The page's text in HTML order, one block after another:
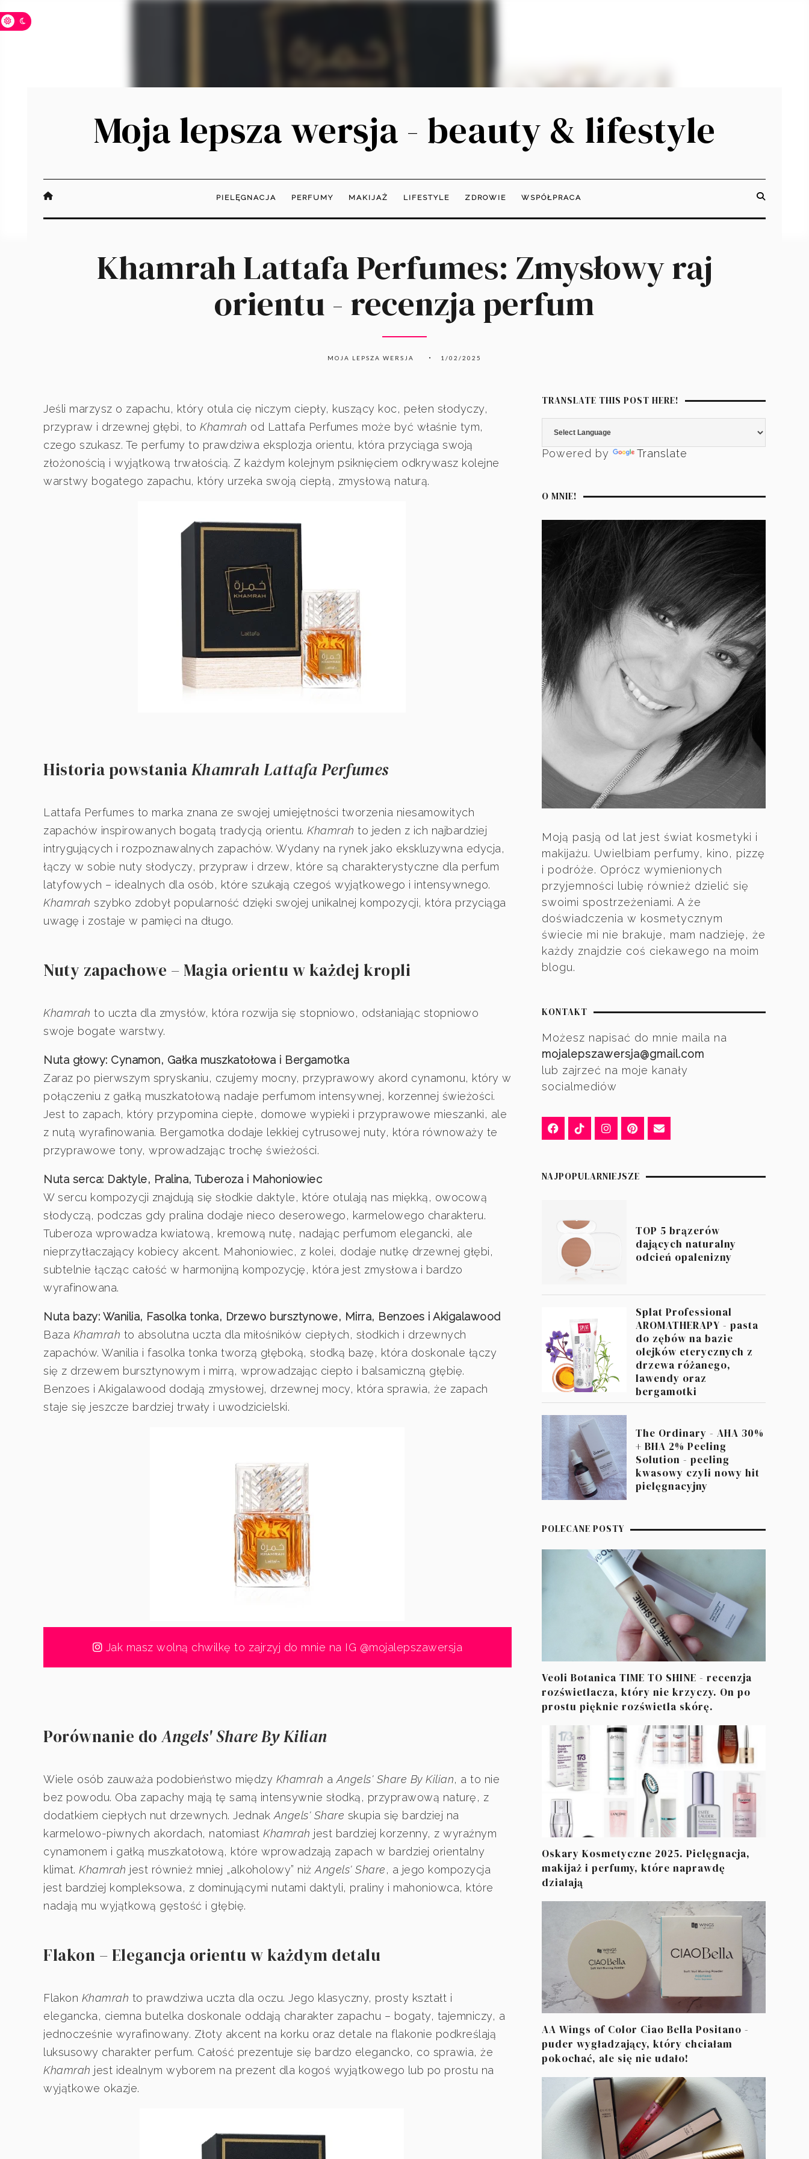
Moja lepsza wersja - beauty & lifestyle
PIELĘGNACJA PERFUMY MAKIJAŻ LIFESTYLE ZDROWIE WSPÓŁPRACA
Khamrah Lattafa Perfumes: Zmysłowy raj
orientu - recenzja perfum
MOJA LEPSZA WERSJA 1/02/2025
Jeśli marzysz o zapachu, który otula cię niczym ciepły, kuszący koc, pełen słodyczy,
przypraw i drzewnej głębi, to Khamrah od Lattafa Perfumes może być właśnie tym,
czego szukasz. Te perfumy to prawdziwa eksplozja orientu, która przyciąga swoją
złożonością i wyjątkową trwałością. Z każdym kolejnym psiknięciem odkrywasz kolejne
warstwy bogatego zapachu, który urzeka swoją ciepłą, zmysłową naturą.
Historia powstaniaKhamrah Lattafa Perfumes
Lattafa Perfumes to marka znana ze swojej umiejętności tworzenia niesamowitych
zapachów inspirowanych bogatą tradycją orientu. Khamrah to jeden z ich najbardziej
intrygujących i rozpoznawalnych zapachów. Wydany na rynek jako ekskluzywna edycja,
łączy w sobie nuty słodyczy, przypraw i drzew, które są charakterystyczne dla perfum
latyfowych – idealnych dla osób, które szukają czegoś wyjątkowego i intensywnego.
Khamrah szybko zdobył popularność dzięki swojej unikalnej kompozycji, która przyciąga
uwagę i zostaje w pamięci na długo.
Nuty zapachowe – Magia orientu w każdej kropli
Khamrah to uczta dla zmysłów, która rozwija się stopniowo, odsłaniając stopniowo
swoje bogate warstwy.
Nuta głowy: Cynamon, Gałka muszkatołowa i Bergamotka
Zaraz po pierwszym spryskaniu, czujemy mocny, przyprawowy akord cynamonu, który w
połączeniu z gałką muszkatołową nadaje perfumom intensywnej, korzennej świeżości.
Jest to zapach, który przypomina ciepłe, domowe wypieki i przyprawowe mieszanki, ale
z nutą wyrafinowania. Bergamotka dodaje lekkiej cytrusowej nuty, która równoważy te
przyprawowe tony, wprowadzając trochę świeżości.
Nuta serca: Daktyle, Pralina, Tuberoza i Mahoniowiec
W sercu kompozycji znajdują się słodkie daktyle, które otulają nas miękką, owocową
słodyczą, podczas gdy pralina dodaje nieco deserowego, karmelowego charakteru.
Tuberoza wprowadza kwiatową, kremową nutę, nadając perfumom elegancki, ale
nieprzytłaczający kobiecy akcent. Mahoniowiec, z kolei, dodaje nutkę drzewnej głębi,
subtelnie łącząc całość w harmonijną kompozycję, która jest zmysłowa i bardzo
wyrafinowana.
Nuta bazy: Wanilia, Fasolka tonka, Drzewo bursztynowe, Mirra, Benzoes i Akigalawood
Baza Khamrah to absolutna uczta dla miłośników ciepłych, słodkich i drzewnych
zapachów. Wanilia i fasolka tonka tworzą głęboką, słodką bazę, która doskonale łączy
się z drzewem bursztynowym i mirrą, wprowadzając ciepło i balsamiczną głębię.
Benzoes i Akigalawood dodają zmysłowej, drzewnej mocy, która sprawia, że zapach
staje się jeszcze bardziej trwały i uwodzicielski.
Jak masz wolną chwilkę to zajrzyj do mnie na IG @mojalepszawersja
Porównanie doAngels' Share By Kilian
Wiele osób zauważa podobieństwo między Khamrah a Angels' Share By Kilian, a to nie
bez powodu. Oba zapachy mają tę samą intensywnie słodką, przyprawową naturę, z
dodatkiem ciepłych nut drzewnych. Jednak Angels' Share skupia się bardziej na
karmelowo-piwnych akordach, natomiast Khamrah jest bardziej korzenny, z wyraźnym
cynamonem i gałką muszkatołową, które wprowadzają zapach w bardziej orientalny
klimat. Khamrah jest również mniej „alkoholowy” niż Angels' Share, a jego kompozycja
jest bardziej kompleksowa, z dominującymi nutami daktyli, praliny i mahoniowca, które
nadają mu wyjątkową gęstość i głębię.
Flakon – Elegancja orientu w każdym detalu
Flakon Khamrah to prawdziwa uczta dla oczu. Jego klasyczny, prosty kształt i
elegancka, ciemna butelka doskonale oddają charakter zapachu – bogaty, tajemniczy, a
jednocześnie wyrafinowany. Złoty akcent na korku oraz detale na flakonie podkreślają
luksusowy charakter perfum. Całość prezentuje się bardzo elegancko, co sprawia, że
Khamrah jest idealnym wyborem na prezent dla kogoś wyjątkowego lub po prostu na
wyjątkowe okazje.
TRANSLATE THIS POST HERE!
Powered by Translate
O MNIE!
Moją pasją od lat jest świat kosmetyki i
makijażu. Uwielbiam perfumy, kino, pizzę
i podróże. Oprócz wymienionych
przyjemności lubię również dzielić się
swoimi spostrzeżeniami. A że
doświadczenia w kosmetycznym
świecie mi nie brakuje, mam nadzieję, że
każdy znajdzie coś ciekawego na moim
blogu.
KONTAKT
Możesz napisać do mnie maila na
mojalepszawersja@gmail.com
lub zajrzeć na moje kanały
socialmediów
NAJPOPULARNIEJSZE
TOP 5 brązerów
dających naturalny
odcień opalenizny
Splat Professional
AROMATHERAPY - pasta
do zębów na bazie
olejków eterycznych z
drzewa różanego,
lawendy oraz
bergamotki
The Ordinary - AHA 30%
+ BHA 2% Peeling
Solution - peeling
kwasowy czyli nowy hit
pielęgnacyjny
POLECANE POSTY
Veoli Botanica TIME TO SHINE - recenzja
rozświetlacza, który nie krzyczy. On po
prostu pięknie rozświetla skórę.
Oskary Kosmetyczne 2025. Pielęgnacja,
makijaż i perfumy, które naprawdę
działają
AA Wings of Color Ciao Bella Positano -
puder wygładzający, który chciałam
pokochać, ale się nie udało!